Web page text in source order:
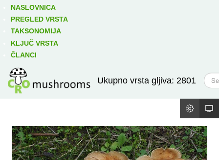
NASLOVNICA
PREGLED VRSTA
TAKSONOMIJA
KLJUČ VRSTA
ČLANCI
Ukupno vrsta gljiva: 2801
T
r
ž
Izravno podređene niže takse: